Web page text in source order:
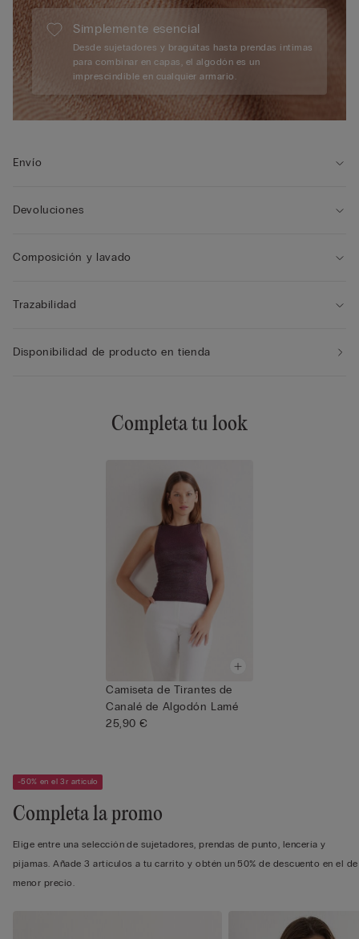
Simplemente esencial
Desde sujetadores y braguitas hasta prendas íntimas
para combinar en capas, el algodón es un
imprescindible en cualquier armario.
Envío
Devoluciones
Composición y lavado
Trazabilidad
Disponibilidad de producto en tienda
Completa tu look
Camiseta de Tirantes de
Canalé de Algodón Lamé
25,90 €
-50% en el 3r artículo
Completa la promo
Elige entre una selección de sujetadores, prendas de punto, lencería y
pijamas. Añade 3 artículos a tu carrito y obtén un 50% de descuento en el de
menor precio.